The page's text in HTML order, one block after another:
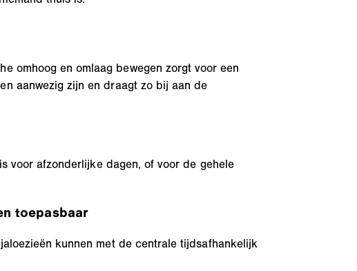
omhoog en omlaag bewegen zorgt voor een
aanwezig zijn en draagt zo bij aan de
voor afzonderlijke dagen, of voor de gehele
toepasbaar
kunnen met de centrale tijdsafhankelijk